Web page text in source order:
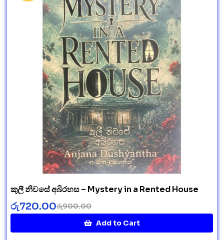
කුලී නිවසේ අබිරහස – Mystery in a Rented House
රු900.00
රු720.00
Add to Cart